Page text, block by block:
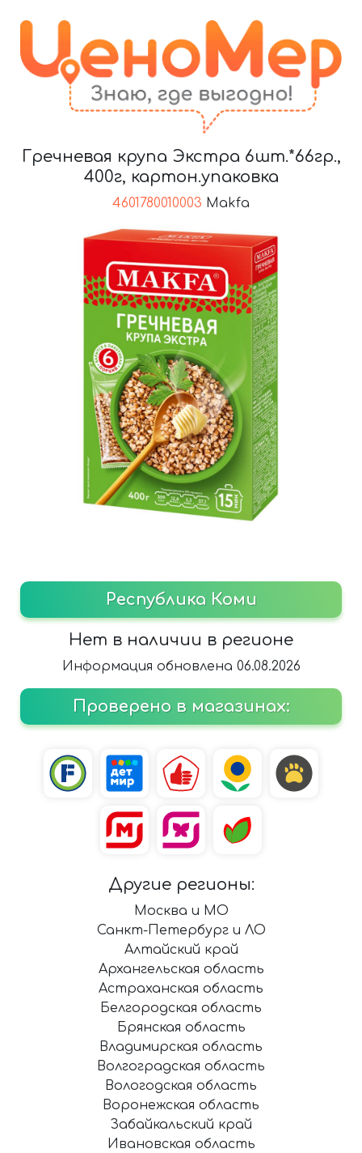
Гречневая крупа Экстра 6шт.*66гр.,
400г, картон.упаковка
4601780010003 Makfa
Республика Коми
Нет в наличии в регионе
Информация обновлена 06.08.2026
Проверено в магазинах:
Другие регионы:
Москва и МО
Санкт-Петербург и ЛО
Алтайский край
Архангельская область
Астраханская область
Белгородская область
Брянская область
Владимирская область
Волгоградская область
Вологодская область
Воронежская область
Забайкальский край
Ивановская область